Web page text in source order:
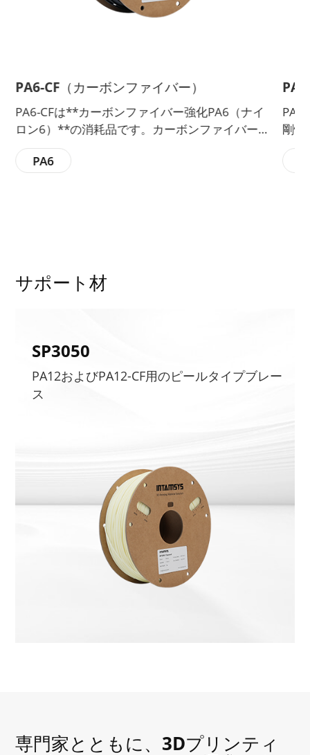
CF（カーボンファイバー）
CFは**カーボンファイバー強化PA6（ナイ
6）**の消耗品です。カーボンファイバー
化により、高弾性率、優れた耐薬品性・耐
、優れた表面品質を実現し、プリントのし
PA6/
PA6/66
剛性、強
ジニア
低摩擦
PA6
サポート材
SP3050
PA12およびPA12-CF用のピールタイプブレー
ス
専門家とともに、3Dプリンティ